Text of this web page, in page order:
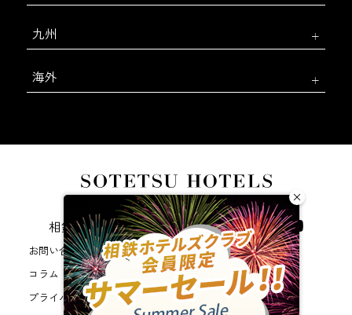
九州
海外
相鉄ホテルズ 公式SNS
お問い合わせ 会社概要
新規ホテル開発のご提案
コラム
WEB利用規約
サイトポリシー
プライバシーポリシー